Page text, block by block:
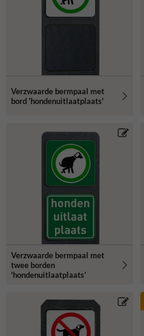
Verzwaarde bermpaal met
bord 'hondenuitlaatplaats'
Verzwaarde bermpaal met
twee borden
'hondenuitlaatplaats'